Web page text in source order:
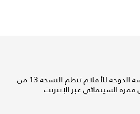
مؤسسة الدوحة للأفلام تنظم النسخة 13 من
السينمائي عبر الإنترنت